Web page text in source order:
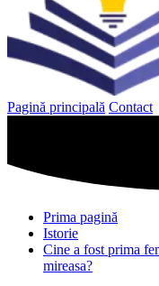
Pagină principală Contact
Prima pagină
Istorie
Cine a fost prima
mireasa?